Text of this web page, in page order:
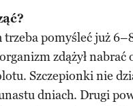
trzeba pomyśleć już
zdążył
Szczepionki nie
dniach. Drugi